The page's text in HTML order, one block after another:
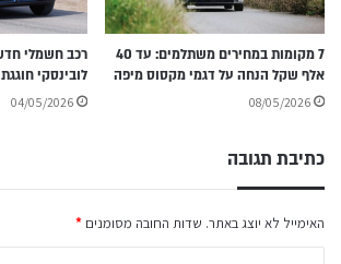
7 מקומות במחירים משתלמים: עד 40
אלף שקל הנחה על דגמי מקסוס מיפה
08/05/2026
לובינסקי חוגגת 90 שנים עם הטבות
04/05/2026
כתיבת תגובה
האימייל לא יוצג באתר. שדות החובה מסומנים *